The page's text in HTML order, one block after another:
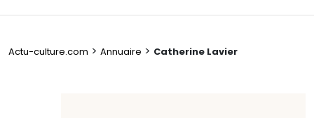
Actu-culture.com > Annuaire > Catherine Lavier